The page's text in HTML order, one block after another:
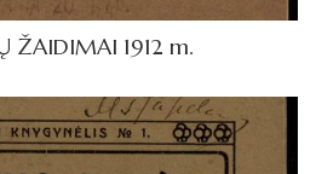
ŽAIDIMAI 1912 m.